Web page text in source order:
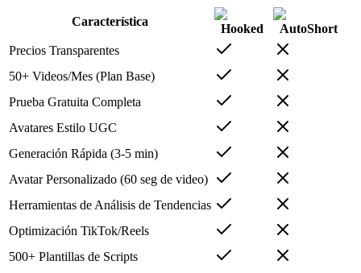
Característica
Hooked
AutoShort
Precios Transparentes
50+ Videos/Mes (Plan Base)
Prueba Gratuita Completa
Avatares Estilo UGC
Generación Rápida (3-5 min)
Avatar Personalizado (60 seg de video)
Herramientas de Análisis de Tendencias
Optimización TikTok/Reels
500+ Plantillas de Scripts